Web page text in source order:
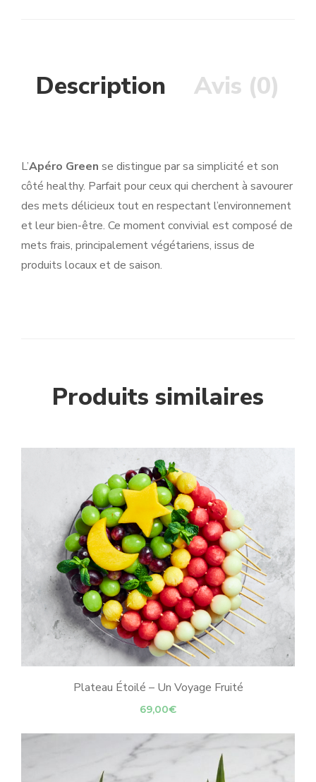
Description Avis (0)
L’Apéro Green se distingue par sa simplicité et son
côté healthy. Parfait pour ceux qui cherchent à savourer
des mets délicieux tout en respectant l’environnement
et leur bien-être. Ce moment convivial est composé de
mets frais, principalement végétariens, issus de
produits locaux et de saison.
Produits similaires
Plateau Étoilé – Un Voyage Fruité
69,00€